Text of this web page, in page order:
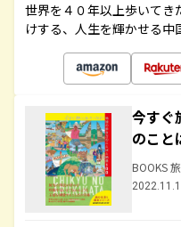
世界を４０年以上歩いてき
けする、人生を輝かせる
今すぐ
のこと
BOOKS